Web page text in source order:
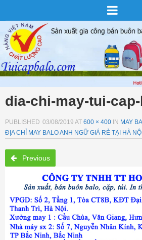
dia-chi-may-tui-
PUBLISHED 03/08/2019 AT 600 × 400 IN MAY
ĐỊA CHỈ MAY BALO ANH NGỮ GIÁ RẺ TẠI HÀ
Previous